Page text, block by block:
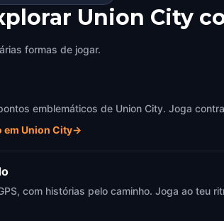
Union City
formas de jogar.
emblemáticos de Union City. Joga
em Union City→
com histórias pelo caminho. Joga ao teu